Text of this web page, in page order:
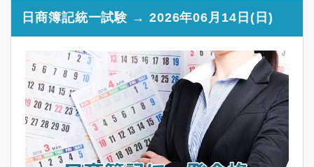
日商簿記統一試験 → 2026年06月14日(日)